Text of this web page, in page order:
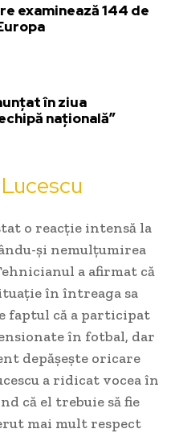
examinează 144 de
în ziua
națională”
o reacție intensă la
și nemulțumirea
a afirmat că
în întreaga sa
faptul că a participat
în fotbal, dar
depășește oricare
a ridicat vocea în
că el trebuie să fie
mai mult respect